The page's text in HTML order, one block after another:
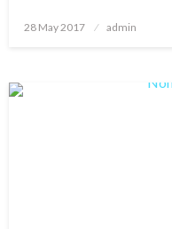
Posted
28 May 2017 admin